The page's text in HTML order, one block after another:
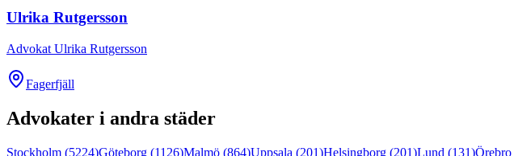
Ulrika Rutgersson
Advokat Ulrika Rutgersson
Fagerfjäll
Advokater i andra städer
Stockholm (5224)Göteborg (1126)Malmö (864)Uppsala (201)Helsingborg (201)Lund (131)Örebro